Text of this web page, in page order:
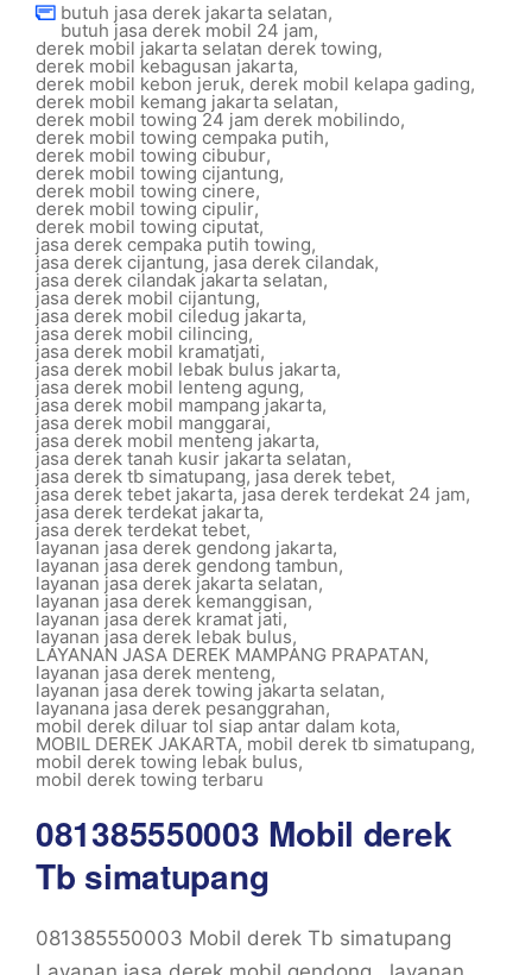
butuh jasa derek jakarta selatan,
butuh jasa derek mobil 24 jam,
derek mobil jakarta selatan derek towing,
derek mobil kebagusan jakarta,
derek mobil kebon jeruk, derek mobil kelapa gading,
derek mobil kemang jakarta selatan,
derek mobil towing 24 jam derek mobilindo,
derek mobil towing cempaka putih,
derek mobil towing cibubur,
derek mobil towing cijantung,
derek mobil towing cinere,
derek mobil towing cipulir,
derek mobil towing ciputat,
jasa derek cempaka putih towing,
jasa derek cijantung, jasa derek cilandak,
jasa derek cilandak jakarta selatan,
jasa derek mobil cijantung,
jasa derek mobil ciledug jakarta,
jasa derek mobil cilincing,
jasa derek mobil kramatjati,
jasa derek mobil lebak bulus jakarta,
jasa derek mobil lenteng agung,
jasa derek mobil mampang jakarta,
jasa derek mobil manggarai,
jasa derek mobil menteng jakarta,
jasa derek tanah kusir jakarta selatan,
jasa derek tb simatupang, jasa derek tebet,
jasa derek tebet jakarta,jasa derek terdekat 24 jam,
jasa derek terdekat jakarta,
jasa derek terdekat tebet,
layanan jasa derek gendong jakarta,
layanan jasa derek gendong tambun,
layanan jasa derek jakarta selatan,
layanan jasa derek kemanggisan,
layanan jasa derek kramat jati,
layanan jasa derek lebak bulus,
LAYANAN JASA DEREK MAMPANG PRAPATAN,
layanan jasa derek menteng,
layanan jasa derek towing jakarta selatan,
layanana jasa derek pesanggrahan,
mobil derek diluar tol siap antar dalam kota,
MOBIL DEREK JAKARTA,mobil derek tb simatupang,
mobil derek towing lebak bulus,
mobil derek towing terbaru
081385550003 Mobil derek
Tb simatupang
081385550003 Mobil derek Tb simatupang